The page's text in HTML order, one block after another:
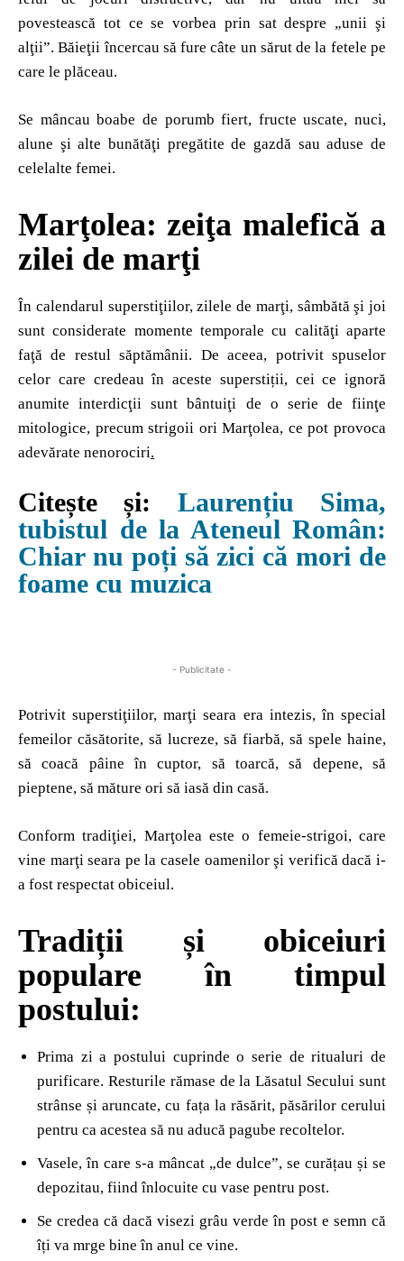
povestească tot ce se vorbea prin sat despre „unii şi
alţii”. Băieţii încercau să fure câte un sărut de la fetele pe
care le plăceau.
Se mâncau boabe de porumb fiert, fructe uscate, nuci,
alune şi alte bunătăţi pregătite de gazdă sau aduse de
celelalte femei.
Marţolea: zeiţa malefică a
zilei de marţi
În calendarul superstiţiilor, zilele de marţi, sâmbătă şi joi
sunt considerate momente temporale cu calităţi aparte
faţă de restul săptămânii. De aceea, potrivit spuselor
celor care credeau în aceste superstiții, cei ce ignoră
anumite interdicţii sunt bântuiţi de o serie de fiinţe
mitologice, precum strigoii ori Marţolea, ce pot provoca
adevărate nenorociri.
Citește și: Laurențiu Sima,
tubistul de la Ateneul Român:
Chiar nu poți să zici că mori de
foame cu muzica
- Publicitate -
Potrivit superstiţiilor, marţi seara era intezis, în special
femeilor căsătorite, să lucreze, să fiarbă, să spele haine,
să coacă pâine în cuptor, să toarcă, să depene, să
pieptene, să măture ori să iasă din casă.
Conform tradiţiei, Marţolea este o femeie-strigoi, care
vine marţi seara pe la casele oamenilor şi verifică dacă i-
a fost respectat obiceiul.
Tradiții și obiceiuri
populare în timpul
postului:
Prima zi a postului cuprinde o serie de ritualuri de
purificare. Resturile rămase de la Lăsatul Secului sunt
strânse și aruncate, cu fața la răsărit, păsărilor cerului
pentru ca acestea să nu aducă pagube recoltelor.
Vasele, în care s-a mâncat „de dulce”, se curățau și se
depozitau, fiind înlocuite cu vase pentru post.
Se credea că dacă visezi grâu verde în post e semn că
îți va mrge bine în anul ce vine.